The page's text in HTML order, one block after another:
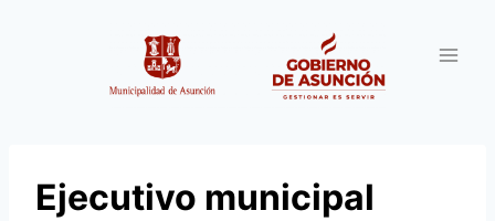
Ejecutivo municipal